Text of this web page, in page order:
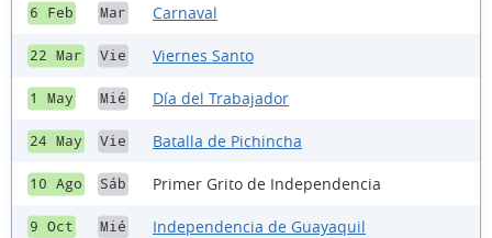
6 Feb Mar Carnaval
22 Mar Vie Viernes Santo
1 May Mié Día del Trabajador
24 May Vie Batalla de Pichincha
10 Ago Sáb Primer Grito de Independencia
9 Oct Mié Independencia de Guayaquil